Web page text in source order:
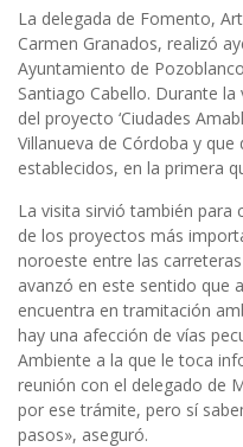
La delegada de Fomento,
Carmen Granados, realizó
Ayuntamiento de
Santiago Cabello. Durante
del proyecto ‘Ciudades
Villanueva de Córdoba y
establecidos, en la primera
La visita sirvió también para
de los proyectos más
noroeste entre las
avanzó en este sentido que
encuentra en tramitación
hay una afección de vías
Ambiente a la que le toca
reunión con el delegado de
por ese trámite, pero sí
pasos», aseguró.